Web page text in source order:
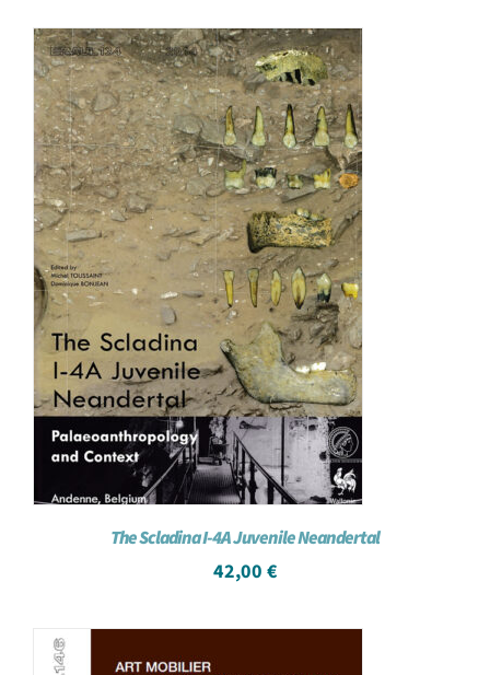
The Scladina I-4A Juvenile Neandertal
42,00 €